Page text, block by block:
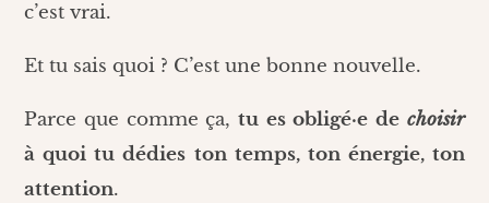
c’est vrai.
Et tu sais quoi ? C’est une bonne nouvelle.
Parce que comme ça, tu es obligé·e de choisir
à quoi tu dédies ton temps, ton énergie, ton
attention.